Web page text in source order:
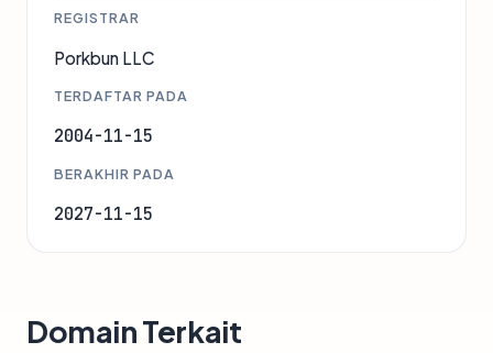
REGISTRAR
Porkbun LLC
TERDAFTAR PADA
2004-11-15
BERAKHIR PADA
2027-11-15
Domain Terkait